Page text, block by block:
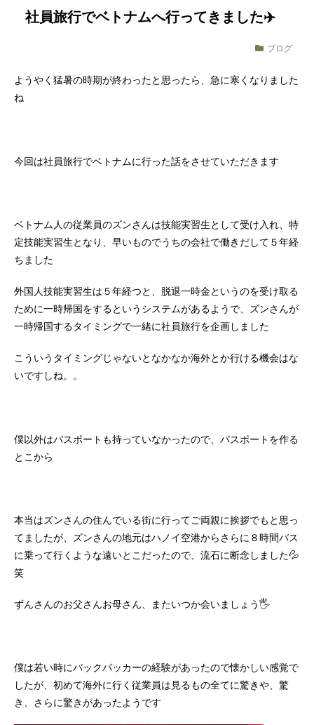
社員旅行でベトナムへ行ってきました✈️
ブログ
ようやく猛暑の時期が終わったと思ったら、急に寒くなりました
ね
今回は社員旅行でベトナムに行った話をさせていただきます
ベトナム人の従業員のズンさんは技能実習生として受け入れ、特
定技能実習生となり、早いものでうちの会社で働きだして５年経
ちました
外国人技能実習生は５年経つと、脱退一時金というのを受け取る
ために一時帰国をするというシステムがあるようで、ズンさんが
一時帰国するタイミングで一緒に社員旅行を企画しました
こういうタイミングじゃないとなかなか海外とか行ける機会はな
いですしね。。
僕以外はパスポートも持っていなかったので、パスポートを作る
とこから
本当はズンさんの住んでいる街に行ってご両親に挨拶でもと思っ
てましたが、ズンさんの地元はハノイ空港からさらに８時間バス
に乗って行くような遠いとこだったので、流石に断念しました💦
笑
ずんさんのお父さんお母さん、またいつか会いましょう🖐️
僕は若い時にバックパッカーの経験があったので懐かしい感覚で
したが、初めて海外に行く従業員は見るもの全てに驚きや、驚
き、さらに驚きがあったようです